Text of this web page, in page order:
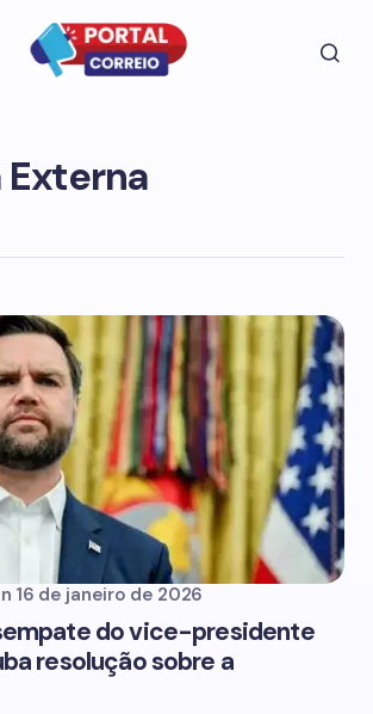
16 de janeiro de 2026
do vice-presidente
resolução sobre a